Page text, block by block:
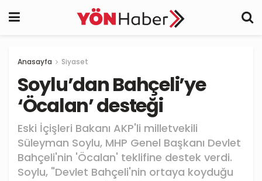
Anasayfa Siyaset
Soylu’dan Bahçeli’ye
‘Öcalan’ desteği
Eski İçişleri Bakanı AKP'li milletvekili
Süleyman Soylu, MHP Genel Başkanı Devlet
Bahçeli'nin 'Öcalan' teklifine destek verdi.
Soylu, "Devlet Bahçeli'nin ortaya koyduğu